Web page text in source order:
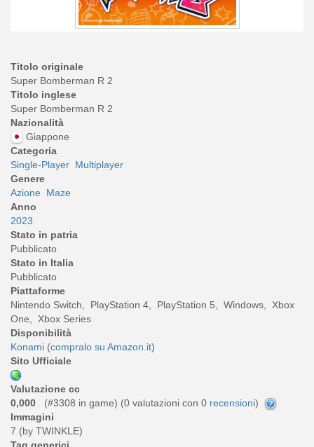
Titolo originale
Super Bomberman R 2
Titolo inglese
Super Bomberman R 2
Nazionalità
Giappone
Categoria
Single-Player Multiplayer
Genere
Azione Maze
Anno
2023
Stato in patria
Pubblicato
Stato in Italia
Pubblicato
Piattaforme
Nintendo Switch, PlayStation 4, PlayStation 5, Windows, Xbox
One, Xbox Series
Disponibilità
Konami (compralo su Amazon.it)
Sito Ufficiale
Valutazione cc
0,000
(#3308 in game) (0 valutazioni con 0 recensioni)
Immagini
7 (by TWINKLE)